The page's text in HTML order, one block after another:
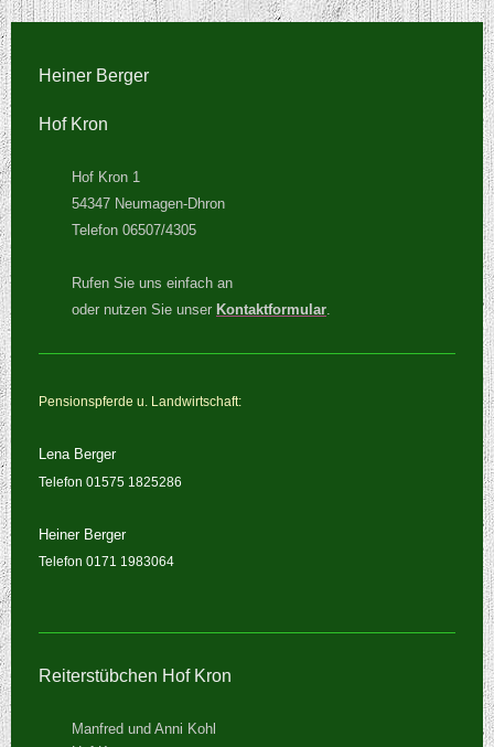
Heiner Berger
Hof Kron
Hof Kron 1
54347 Neumagen-Dhron
Telefon 06507/4305
Rufen Sie uns einfach an
oder nutzen Sie unser Kontaktformular
Pensionspferde u. Landwirtschaft:
Lena Berger
Telefon 01575 1825286
Heiner Berger
Telefon 0171 1983064
Reiterstübchen Hof Kron
Manfred und Anni Kohl